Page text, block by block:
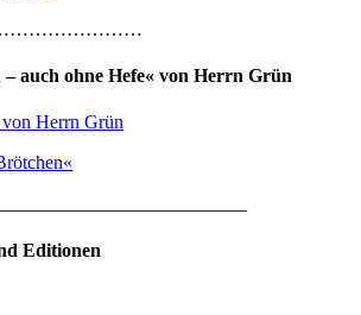
auch ohne Hefe« von Herrn Grün
Editionen